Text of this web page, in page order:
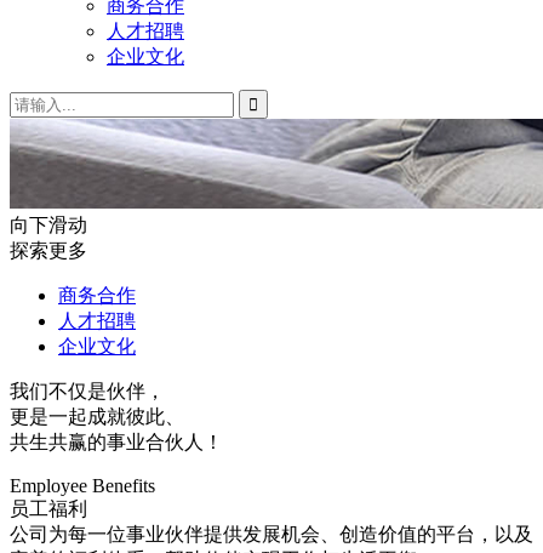
商务合作
人才招聘
企业文化

向下滑动
探索更多
商务合作
人才招聘
企业文化
我们不仅是伙伴，
更是一起成就彼此、
共生共赢的事业合伙人！
Employee Benefits
员工福利
公司为每一位事业伙伴提供发展机会、创造价值的平台，以及